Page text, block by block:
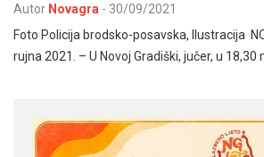
Autor Novagra - 30/09/2021
Foto Policija brodsko-posavska, Ilustracija
rujna 2021. – U Novoj Gradiški, jučer, u 18,30